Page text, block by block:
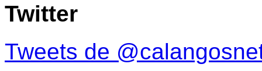
Twitter
Tweets de